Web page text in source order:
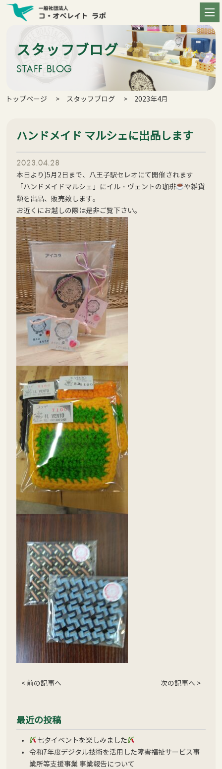
スタッフブログ
STAFF BLOG
トップページ スタッフブログ 2023年4月
ハンドメイド マルシェに出品します
2023.04.28
本日より)5月2日まで、八王子駅セレオにて開催されます
「ハンドメイドマルシェ」にイル・ヴェントの珈琲
や雑貨
類を出品、販売致します。
お近くにお越しの際は是非ご覧下さい。
< 前の記事へ 次の記事へ >
最近の投稿
七夕イベントを楽しみました
令和7年度デジタル技術を活用した障害福祉サービス事
業所等支援事業 事業報告について